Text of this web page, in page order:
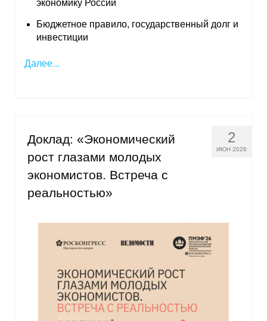
экономику России
Бюджетное правило, государственный долг и
инвестиции
Далее...
2
ИЮН 2026
Доклад: «Экономический
рост глазами молодых
экономистов. Встреча с
реальностью»